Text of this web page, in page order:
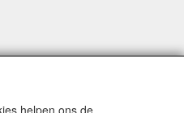
helpen ons de